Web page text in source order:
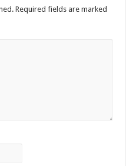
Required fields are marked